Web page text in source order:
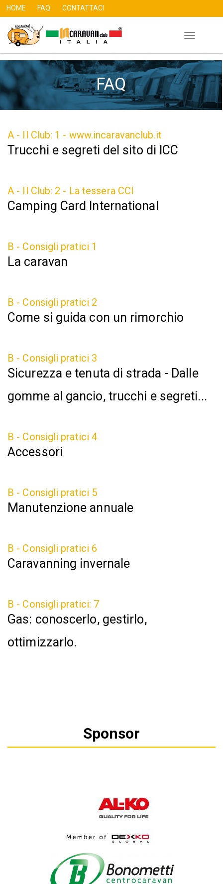
Salta
al
contenuto
principale
HOME FAQ CONTATTACI
Toggle
FAQ
A - Il Club: 1 - www.incaravanclub.it
Trucchi e segreti del sito di ICC
A - Il Club: 2 - La tessera CCI
Camping Card International
B - Consigli pratici 1
La caravan
B - Consigli pratici 2
Come si guida con un rimorchio
B - Consigli pratici 3
Sicurezza e tenuta di strada - Dalle
gomme al gancio, trucchi e segreti...
B - Consigli pratici 4
Accessori
B - Consigli pratici 5
Manutenzione annuale
B - Consigli pratici 6
Caravanning invernale
B - Consigli pratici: 7
Gas: conoscerlo, gestirlo,
ottimizzarlo.
Sponsor